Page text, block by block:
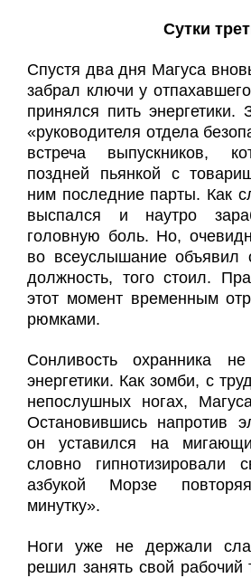
Сутки
Спустя два дня Магуса
забрал ключи у
принялся пить
«руководителя отдела
встреча выпускников,
поздней пьянкой с
ним последние парты. Как
выспался и наутро
головную боль. Но,
во всеуслышание объявил
должность, того стоил.
этот момент временным
рюмками.
Сонливость охранника
энергетики. Как зомби, с
непослушных ногах,
Остановившись напротив
он уставился на
словно гипнотизировали
азбукой Морзе
минутку».
Ноги уже не держали
решил занять свой рабочий